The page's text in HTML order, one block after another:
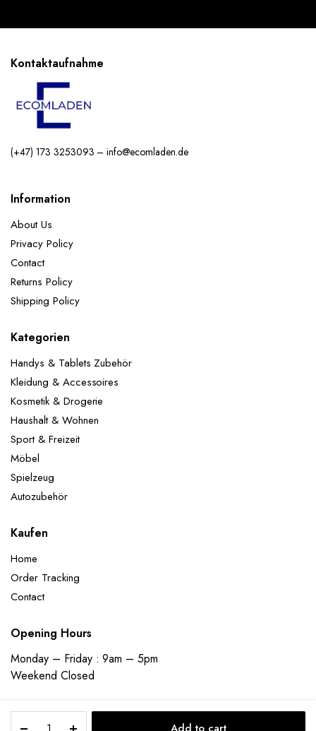
Kontaktaufnahme
(+47) 173 3253093 – info@ecomladen.de
Information
About Us
Privacy Policy
Contact
Returns Policy
Shipping Policy
Kategorien
Handys & Tablets Zubehör
Kleidung & Accessoires
Kosmetik & Drogerie
Haushalt & Wohnen
Sport & Freizeit
Möbel
Spielzeug
Autozubehör
Kaufen
Home
Order Tracking
Contact
Opening Hours
Monday – Friday : 9am – 5pm
Weekend Closed